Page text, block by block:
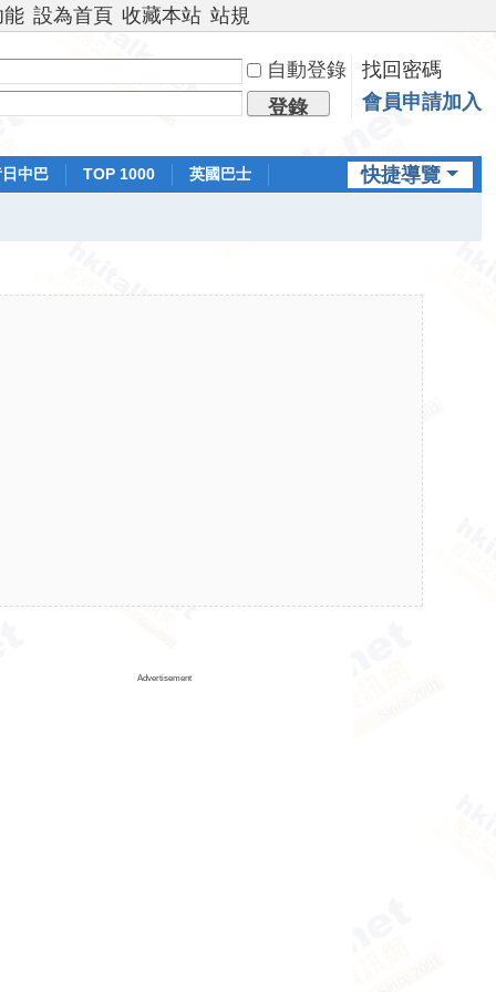
能 設為首頁 收藏本站 站規
自動登錄
找回密碼
登錄
會員申請加入
快捷導覽
中巴 TOP 1000
英國巴士
Advertisement